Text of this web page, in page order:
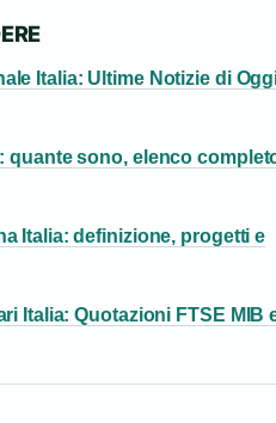
Italia: Ultime Notizie di
quante sono, elenco
Italia: definizione, progetti e
Italia: Quotazioni FTSE MIB